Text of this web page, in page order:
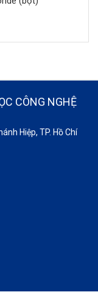
CÔNG NGHỆ
Hiệp, TP. Hồ Chí